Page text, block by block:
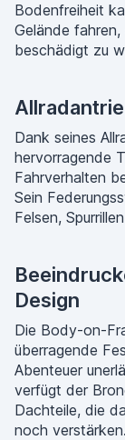
Bodenfreiheit
Gelände
beschädigt zu
Dank seines
hervorragende
Fahrverhalten
Sein
Felsen,
Design
Die Body-on-
überragende
Abenteuer
verfügt der
Dachteile, die
noch